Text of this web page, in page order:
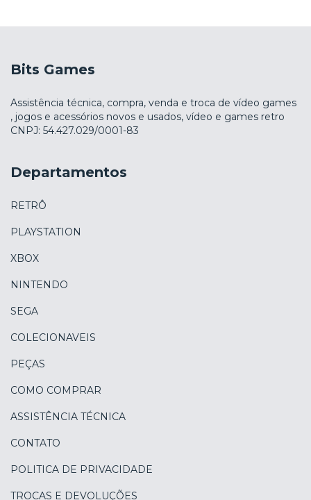
Bits Games
Assistência técnica, compra, venda e troca de vídeo games
, jogos e acessórios novos e usados, vídeo e games retro
CNPJ: 54.427.029/0001-83
Departamentos
RETRÔ
PLAYSTATION
XBOX
NINTENDO
SEGA
COLECIONAVEIS
PEÇAS
COMO COMPRAR
ASSISTÊNCIA TÉCNICA
CONTATO
POLITICA DE PRIVACIDADE
TROCAS E DEVOLUÇÕES